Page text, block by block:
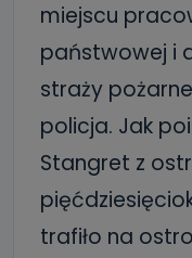
miejscu
państwowej i
straży
policja. Jak
Stangret z
trafiło na